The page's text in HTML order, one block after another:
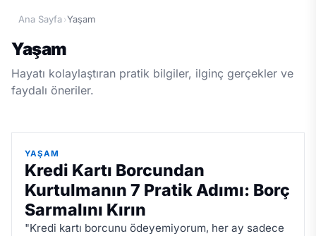
Ana Sayfa ›Yaşam
Yaşam
Hayatı kolaylaştıran pratik bilgiler, ilginç gerçekler ve
faydalı öneriler.
YAŞAM
Kredi Kartı Borcundan
Kurtulmanın 7 Pratik Adımı: Borç
Sarmalını Kırın
"Kredi kartı borcunu ödeyemiyorum, her ay sadece